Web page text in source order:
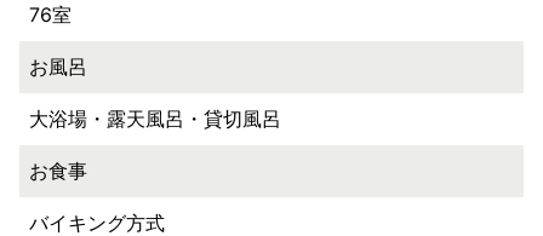
76室
お風呂
大浴場・露天風呂・貸切風呂
お食事
バイキング方式